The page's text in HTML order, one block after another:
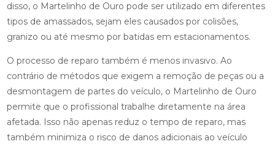
disso, o Martelinho de Ouro pode ser utilizado em diferentes
tipos de amassados, sejam eles causados por colisões,
granizo ou até mesmo por batidas em estacionamentos.
O processo de reparo também é menos invasivo. Ao
contrário de métodos que exigem a remoção de peças ou a
desmontagem de partes do veículo, o Martelinho de Ouro
permite que o profissional trabalhe diretamente na área
afetada. Isso não apenas reduz o tempo de reparo, mas
também minimiza o risco de danos adicionais ao veículo